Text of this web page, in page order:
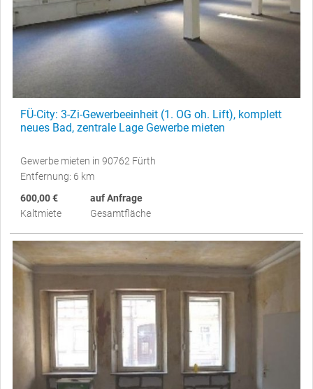
FÜ-City: 3-Zi-Gewerbeeinheit (1. OG oh. Lift), komplett
neues Bad, zentrale Lage Gewerbe mieten
Gewerbe mieten in 90762 Fürth
Entfernung: 6 km
600,00 €
Kaltmiete
auf Anfrage
Gesamtfläche